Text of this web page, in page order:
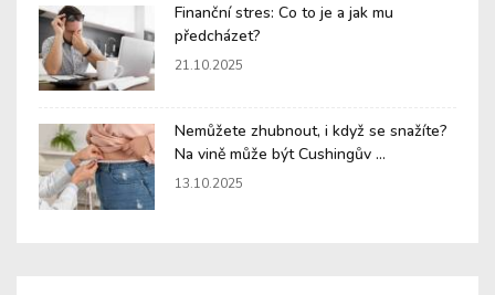
Finanční stres: Co to je a jak mu
předcházet?
21.10.2025
Nemůžete zhubnout, i když se snažíte?
Na vině může být Cushingův ...
13.10.2025